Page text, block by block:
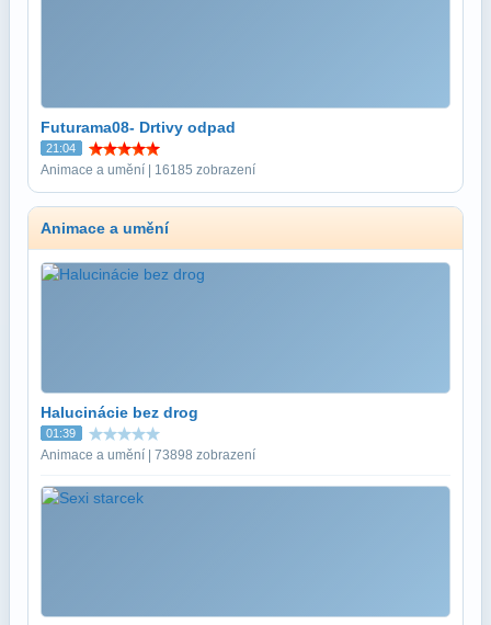
Futurama08- Drtivy odpad
21:04
Animace a umění | 16185 zobrazení
Animace a umění
Halucinácie bez drog
01:39
Animace a umění | 73898 zobrazení